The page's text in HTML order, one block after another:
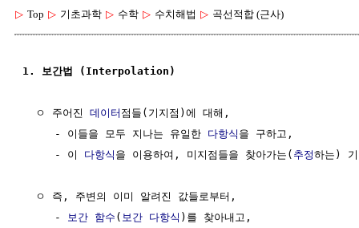
▷ Top ▷ 기초과학 ▷ 수학 ▷ 수치해법 ▷ 곡선적합 (근사)
1. 보간법 (Interpolation)
  ㅇ 주어진
데이터 점들(기지점)에 대해,
     - 이들을 모두 지나는 유일한
다항식 을 구하고,
     - 이
다항식 을 이용하여, 미지점들을 찾아가는( 추정하는) 기
  ㅇ 즉, 주변의 이미 알려진 값들로부터,
     -
보간 함수 ( 보간 다항식 )를 찾아내고,